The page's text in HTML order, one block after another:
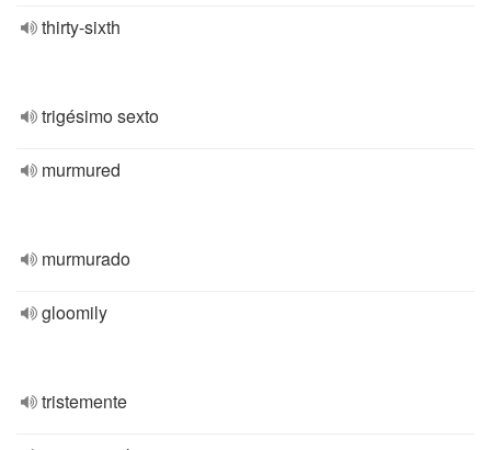
thirty-sixth
trigésimo sexto
murmured
murmurado
gloomily
tristemente